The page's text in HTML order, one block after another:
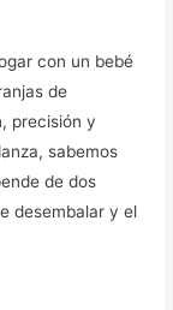
con un bebé
de
precisión y
sabemos
de dos
desembalar y el